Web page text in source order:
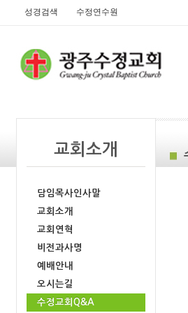
성경검색 수정연수원
교회소개
담임목사인사말
교회소개
교회연혁
비전과사명
예배안내
오시는길
수정교회Q&A